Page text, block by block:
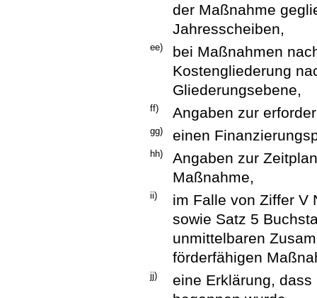
der Maßnahme
Jahresscheiben,
ee)
bei Maßnahmen
Kostengliederung
Gliederungsebene,
ff) Angaben zur
gg) einen
hh)
Angaben zur
Maßnahme,
ii)
im Falle von Ziffer V
sowie Satz 5
unmittelbaren
förderfähigen
jj)
eine Erklärung,